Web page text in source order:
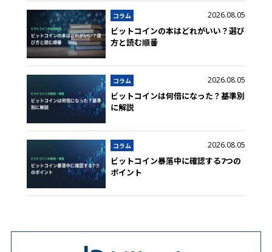
コラム 2026.08.05
ビットコインの本はどれがいい？選び
方と読む順番
コラム 2026.08.05
ビットコインは何倍になった？基準別
に解説
コラム 2026.08.05
ビットコイン暴落中に確認する7つの
ポイント